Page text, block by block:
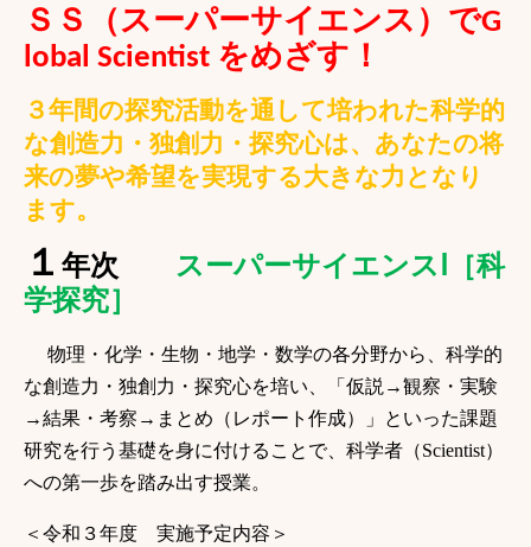
ＳＳ（スーパーサイエンス）でG
lobal Scientist をめざす！
３年間の探究活動を通して培われた科学的
な創造力・独創力・探究心は、あなたの将
来の夢や希望を実現する大きな力となり
ます。
１ 年次 スーパーサイエンス
［科
学探究］
物理・化学・生物・地学・数学の各分野から、科学的
な創造力・独創力・探究心を培い、「仮説→観察・実験
→結果・考察→まとめ（レポート作成）」といった課題
研究を行う基礎を身に付けることで、科学者（Scientist）
への第一歩を踏み出す授業。
＜令和３年度 実施予定内容＞